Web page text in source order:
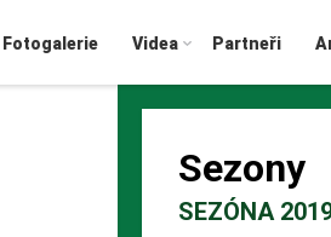
Fotogalerie Videa Partneři
Sezony
SEZÓNA